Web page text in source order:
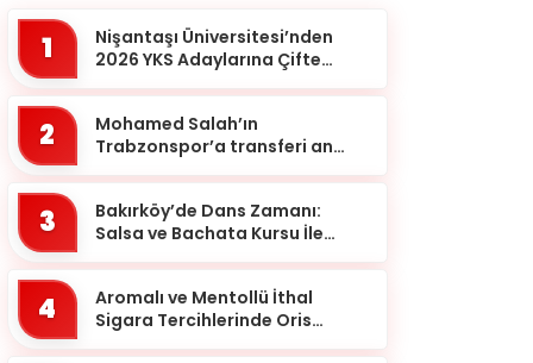
1
Nişantaşı Üniversitesi’nden
2026 YKS Adaylarına Çifte
2
Mohamed Salah’ın
Trabzonspor’a transferi an
3
Bakırköy’de Dans Zamanı:
Salsa ve Bachata Kursu İle
4
Aromalı ve Mentollü İthal
Sigara Tercihlerinde Oris
Amasya
Ankara
Antalya
Ardahan
Artvin
Aydın
Balıkesir
Bartın